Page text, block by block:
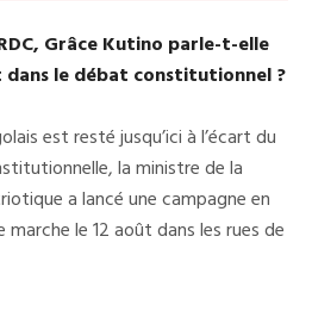
Grâce Kutino parle-t-elle
le débat constitutionnel ?
est resté jusqu’ici à l’écart du
la ministre de la
a lancé une campagne en
le 12 août dans les rues de